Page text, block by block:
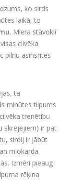
ko sirds
laikā, to
. Miera stāvoklī
cilvēka
pilnu asinsrites
tā
minūtes tilpums
trenētību
skrējējiem) ir pat
sirdij ir jābūt
miokarda
Izmēri pieaug
rēķina